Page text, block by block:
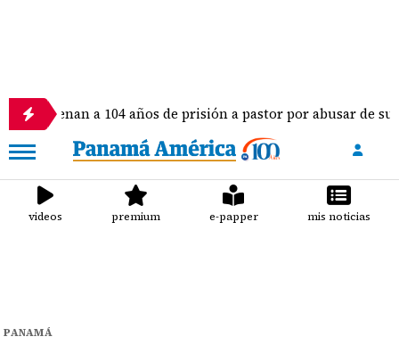
a 104 años de prisión a pastor por abusar de sus dos
videos premium e-papper mis noticias
PANAMÁ